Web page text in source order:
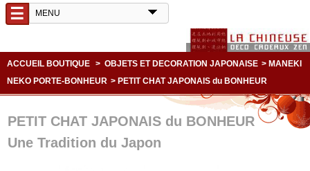
☰
ACCUEIL BOUTIQUE > OBJETS ET DECORATION JAPONAISE > MANEKI
NEKO PORTE-BONHEUR > PETIT CHAT JAPONAIS du BONHEUR
PETIT CHAT JAPONAIS du BONHEUR
Une Tradition du Japon